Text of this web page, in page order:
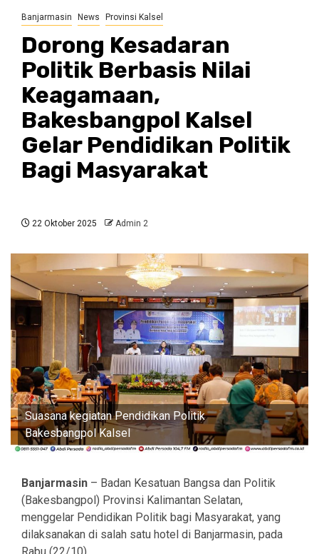
Banjarmasin News Provinsi Kalsel
Dorong Kesadaran
Politik Berbasis Nilai
Keagamaan,
Bakesbangpol Kalsel
Gelar Pendidikan Politik
Bagi Masyarakat
22 Oktober 2025 Admin 2
Suasana kegiatan Pendidikan Politik
Bakesbangpol Kalsel
Banjarmasin – Badan Kesatuan Bangsa dan Politik
(Bakesbangpol) Provinsi Kalimantan Selatan,
menggelar Pendidikan Politik bagi Masyarakat, yang
dilaksanakan di salah satu hotel di Banjarmasin, pada
Rabu (22/10).